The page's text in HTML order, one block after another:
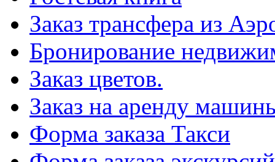
Заказ трансфера из
Бронирование
Заказ цветов.
Заказ на аренду
Форма заказа Такси